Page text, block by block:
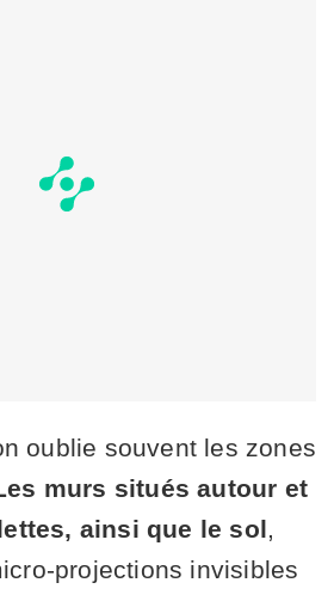
oublie souvent les zones
murs situés autour et
ainsi que le sol,
projections invisibles